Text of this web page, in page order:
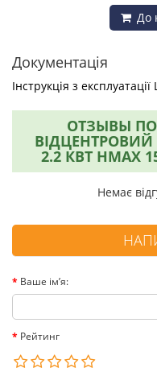
До
Документація
Інструкція з
ОТЗЫВЫ
ВІДЦЕНТРОВИЙ
2.2 КВТ HMAX
Немає
Ваше ім’я:
Рейтинг